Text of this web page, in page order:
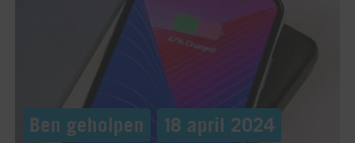
Ben geholpen 18 april 2024